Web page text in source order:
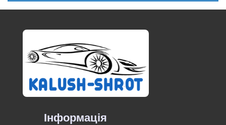
Інформація